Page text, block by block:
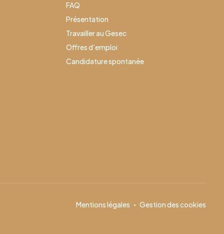
FAQ
Présentation
Travailler au Gesec
Offres d’emploi
Candidature spontanée
Mentions légales Gestion des cookies